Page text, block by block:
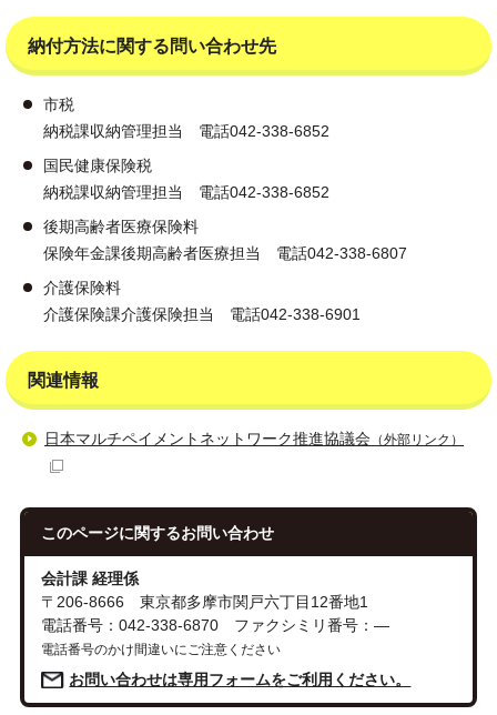
納付方法に関する問い合わせ先
市税
納税課収納管理担当 電話042-338-6852
国民健康保険税
納税課収納管理担当 電話042-338-6852
後期高齢者医療保険料
保険年金課後期高齢者医療担当 電話042-338-6807
介護保険料
介護保険課介護保険担当 電話042-338-6901
関連情報
日本マルチペイメントネットワーク推進協議会 （外部リンク）
このページに関するお問い合わせ
会計課 経理係
〒206-8666 東京都多摩市関戸六丁目12番地1
電話番号：042-338-6870 ファクシミリ番号：―
電話番号のかけ間違いにご注意ください
お問い合わせは専用フォームをご利用ください。